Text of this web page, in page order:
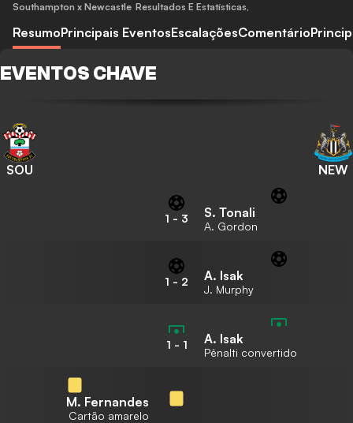
Southampton x Newcastle Resultados E Estatísticas,
ResumoPrincipais EventosEscalaçõesComentário
EVENTOS CHAVE
SOU NEW
1 - 3 S. Tonali
A. Gordon
1 - 2 A. Isak
J. Murphy
1 - 1 A. Isak
Pênalti convertido
M. Fernandes
Cartão amarelo